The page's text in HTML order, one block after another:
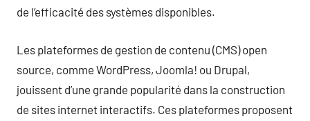
de l’efficacité des systèmes disponibles.
Les plateformes de gestion de contenu (CMS) open
source, comme WordPress, Joomla! ou Drupal,
jouissent d’une grande popularité dans la construction
de sites internet interactifs. Ces plateformes proposent